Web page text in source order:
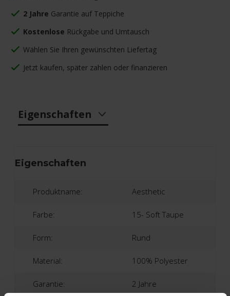
2 Jahre Garantie auf Teppiche
Kostenlose Rückgabe und Umtausch
Wählen Sie Ihren gewünschten Liefertag
Jetzt kaufen, später zahlen oder finanzieren
Eigenschaften
Eigenschaften
Produktname: Aesthetic
Farbe: 15- Soft Taupe
Form: Rund
Material: 100% Polyester
Garantie: 2 Jahre